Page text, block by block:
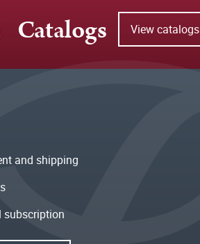
Catalogs View catalogs
and shipping
subscription